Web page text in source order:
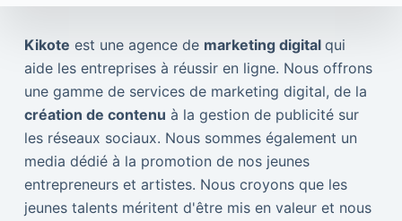
Kikote est une agence de marketing digital qui
aide les entreprises à réussir en ligne. Nous offrons
une gamme de services de marketing digital, de la
création de contenu à la gestion de publicité sur
les réseaux sociaux. Nous sommes également un
media dédié à la promotion de nos jeunes
entrepreneurs et artistes. Nous croyons que les
jeunes talents méritent d'être mis en valeur et nous